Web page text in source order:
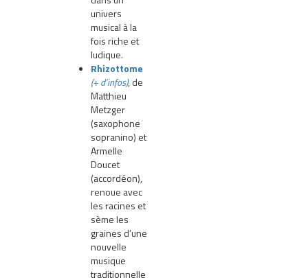
univers
musical à la
fois riche et
ludique.
Rhizottome
(+ d’infos), de
Matthieu
Metzger
(saxophone
sopranino) et
Armelle
Doucet
(accordéon),
renoue avec
les racines et
sème les
graines d’une
nouvelle
musique
traditionnelle